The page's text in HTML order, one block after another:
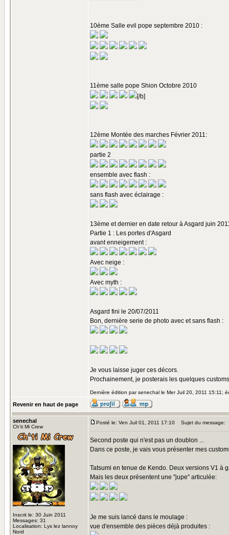
10ème Salle evil pope septembre 2010 :
11ème salle pope Shion Octobre 2010
[/b]
12ème Montée des marches Février 2011:
partie 2
ensemble avec flash :
sans flash avec éclairage :
13ème et dernier en date retour à Asgard juin
Partie 1 : Les portes d'Asgard
avant enneigement :
Avec neige :
Avec myth :
Asgard fini le 20/07/2011
Bon, dernière serie de photo avec et sans flash :
Je vous laisse juger ces décors.
Prochainement, je posterais les quelques
Dernière édition par senechal le Mer Juil 20, 2011 15:11;
Revenir en haut de page
senechal
Ch'ti Mi Crew
Inscrit le: 30 Juin 2011
Messages: 31
Localisation: Lys lez lannoy
Nord
Posté le: Ven Juil 01, 2011 17:10 Sujet du message:
Second poste qui n'est pas un doublon ...
Dans ce poste, je vais vous présenter mes
Tatsumi en tenue de Kendo. Deux versions V1 à
Mais les deux présentent une "jupe" articulée:
Je me suis lancé dans le moulage :
vue d'ensemble des pièces déjà produites :